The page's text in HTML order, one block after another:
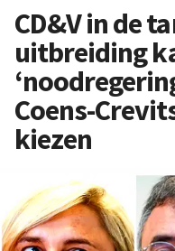
CD&V in de
uitbreiding
Coens-
kiezen